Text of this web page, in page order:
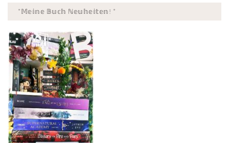
*𝕄𝕖𝕚𝕟𝕖 𝔹𝕦𝕔𝕙 ℕ𝕖𝕦𝕙𝕖𝕚𝕥𝕖𝕟! *